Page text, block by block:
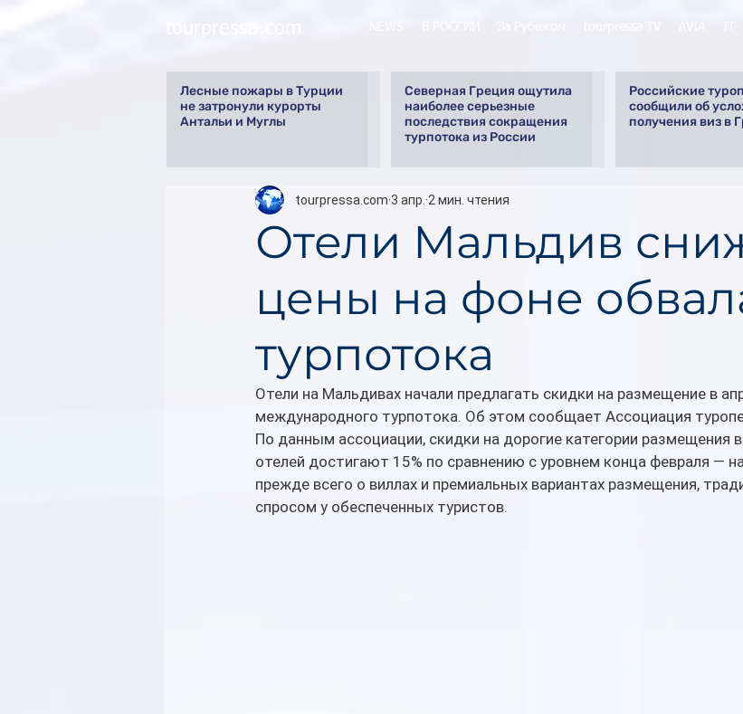
Лесные пожары в Турции
не затронули курорты
Антальи и Муглы
Северная Греция ощутила
наиболее серьезные
последствия сокращения
турпотока из России
Российские
сообщили об
получения виз в
Отели Мальдив
цены на фоне
турпотока
tourpressa.com 3 апр. 2 мин. чтения
Отели на Мальдивах начали предлагать скидки на размещение в
международного турпотока. Об этом сообщает Ассоциация
По данным ассоциации, скидки на дорогие категории размещения
отелей достигают 15% по сравнению с уровнем конца февраля —
прежде всего о виллах и премиальных вариантах размещения,
спросом у обеспеченных туристов.